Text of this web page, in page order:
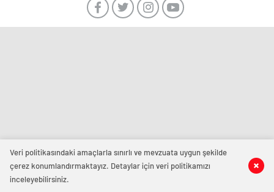
Veri politikasındaki amaçlarla sınırlı ve mevzuata uygun şekilde
çerez konumlandırmaktayız. Detaylar için veri politikamızı
inceleyebilirsiniz.